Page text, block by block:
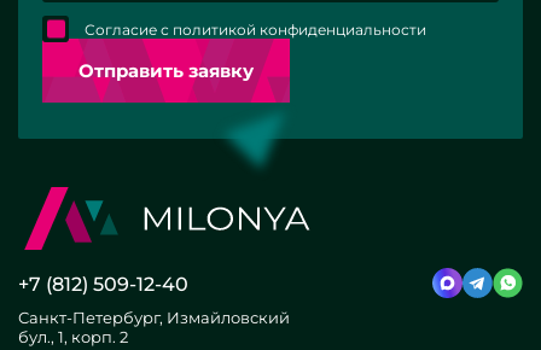
Отправить заявку
Согласие с политикой конфиденциальности
+7 (812) 509-12-40
Санкт-Петербург, Измайловский
бул., 1, корп. 2